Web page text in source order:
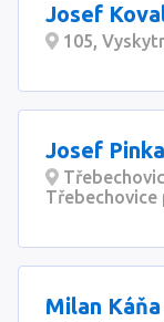
Josef
105,
Josef
Třebechovice
Milan